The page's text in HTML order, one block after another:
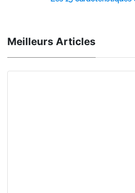
Meilleurs Articles